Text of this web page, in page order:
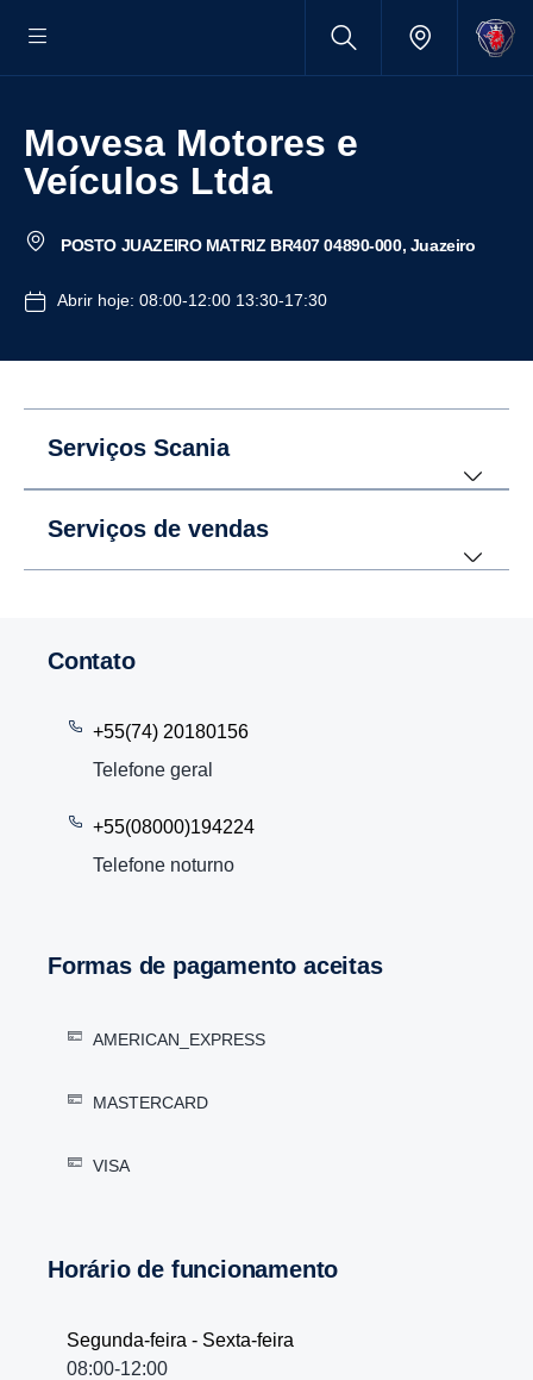
Movesa Motores e
Veículos Ltda
POSTO JUAZEIRO MATRIZ BR407 04890-000, Juazeiro
Abrir hoje: 08:00-12:00 13:30-17:30
Serviços Scania
Serviços de vendas
Contato
+55(74) 20180156
Telefone geral
+55(08000)194224
Telefone noturno
Formas de pagamento aceitas
AMERICAN_EXPRESS
MASTERCARD
VISA
Horário de funcionamento
Segunda-feira - Sexta-feira
08:00-12:00